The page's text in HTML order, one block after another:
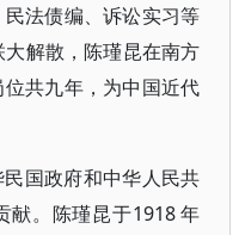
法债编、诉讼实习等
解散，陈瑾昆在南方
共九年，为中国近代
国政府和中华人民共
献。陈瑾昆于1918 年